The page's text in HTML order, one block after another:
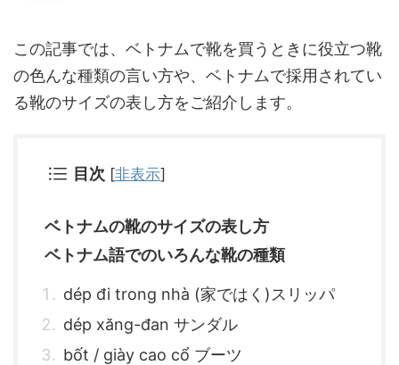
この記事では、ベトナムで靴を買うときに役立つ靴
の色んな種類の言い方や、ベトナムで採用されてい
る靴のサイズの表し方をご紹介します。
目次 [非表示]
ベトナムの靴のサイズの表し方
ベトナム語でのいろんな靴の種類
dép đi trong nhà (家ではく)スリッパ
dép xăng-đan サンダル
bốt / giày cao cổ ブーツ